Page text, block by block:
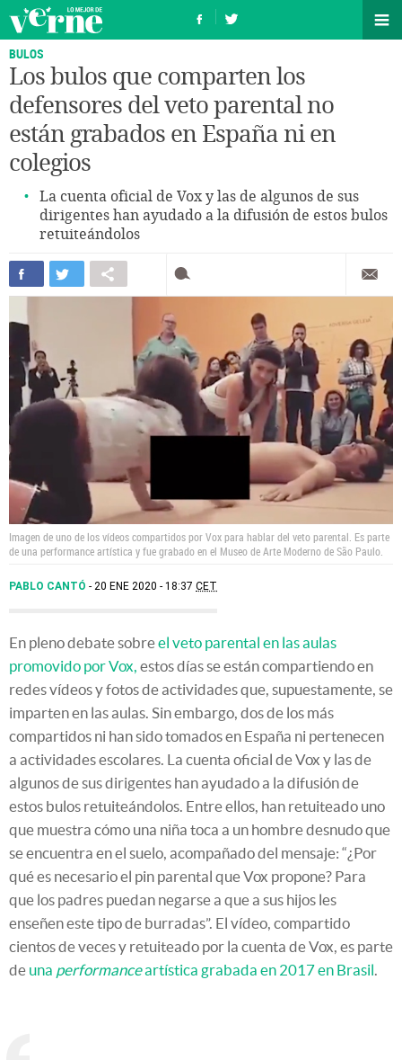
BULOS
Los bulos que comparten los
defensores del veto parental no
están grabados en España ni en
colegios
La cuenta oficial de Vox y las de algunos de sus
dirigentes han ayudado a la difusión de estos bulos
retuiteándolos
Imagen de uno de los vídeos compartidos por Vox para hablar del veto parental. Es parte
de una performance artística y fue grabado en el Museo de Arte Moderno de São Paulo.
PABLO CANTÓ 20 ENE 2020 - 18:37 CET
En pleno debate sobreel veto parental en las aulas
promovido por Vox, estos días se están compartiendo en
redes vídeos y fotos de actividades que, supuestamente, se
imparten en las aulas. Sin embargo, dos de los más
compartidos ni han sido tomados en España ni pertenecen
a actividades escolares. La cuenta oficial de Vox y las de
algunos de sus dirigentes han ayudado a la difusión de
estos bulos retuiteándolos. Entre ellos, han retuiteado uno
que muestra cómo una niña toca a un hombre desnudo que
se encuentra en el suelo, acompañado del mensaje: “¿Por
qué es necesario el pin parental que Vox propone? Para
que los padres puedan negarse a que a sus hijos les
enseñen este tipo de burradas”. El vídeo, compartido
cientos de veces y retuiteado por la cuenta de Vox, es parte
de una performanceartística grabada en 2017 en Brasil